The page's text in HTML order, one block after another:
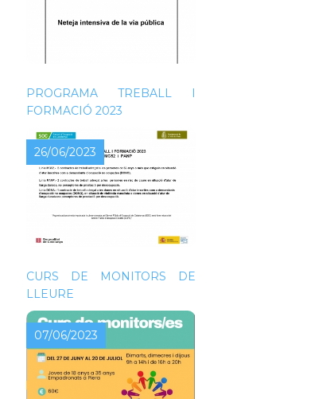
26/06/2023
PROGRAMA TREBALL I
FORMACIÓ 2023
07/06/2023
CURS DE MONITORS DE
LLEURE